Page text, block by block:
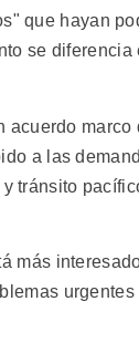
que hayan
se
marco
a las
tránsito
más